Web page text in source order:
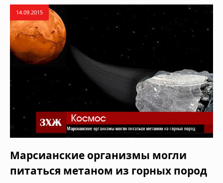
14.09.2015
Марсианские организмы могли
питаться метаном из горных пород